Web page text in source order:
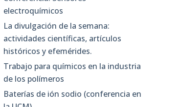
electroquímicos
La divulgación de la semana:
actividades científicas, artículos
históricos y efemérides.
Trabajo para químicos en la industria
de los polímeros
Baterías de ión sodio (conferencia en